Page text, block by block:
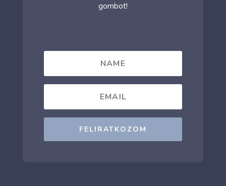
gombot!
FELIRATKOZOM